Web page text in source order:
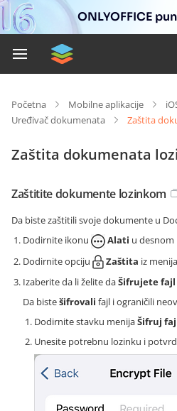
ONLYOFFICE
Početna Mobilne aplikacije
Uređivač dokumenata
Zaštita
Zaštita dokumenata
Zaštitite dokumente lozinkom
Da biste zaštitili svoje dokumente u
Dodirnite ikonu
Alati u desnom
Dodirnite opciju
Zaštita iz
Izaberite da li želite daŠifrujete fajl
Da bistešifrovali fajl i ograničili
Dodirnite stavku menijaŠifruj
Unesite potrebnu lozinku i